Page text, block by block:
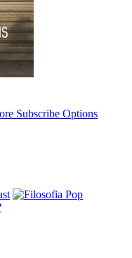
Subscribe Options